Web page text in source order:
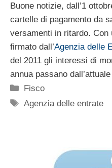
Buone notizie, dall’1
cartelle di pagamento da
versamenti in ritardo. Con
firmato dall’Agenzia delle
del 2011 gli interessi di
annua passano
Categorie
Fisco
Tag
Agenzia delle entrate